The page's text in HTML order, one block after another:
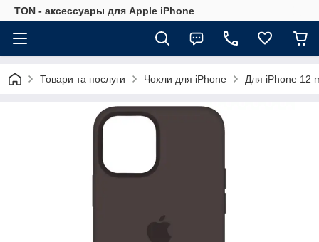
TON - аксессуары для Apple iPhone
Товари та послуги Чохли для iPhone Для iPhone 12